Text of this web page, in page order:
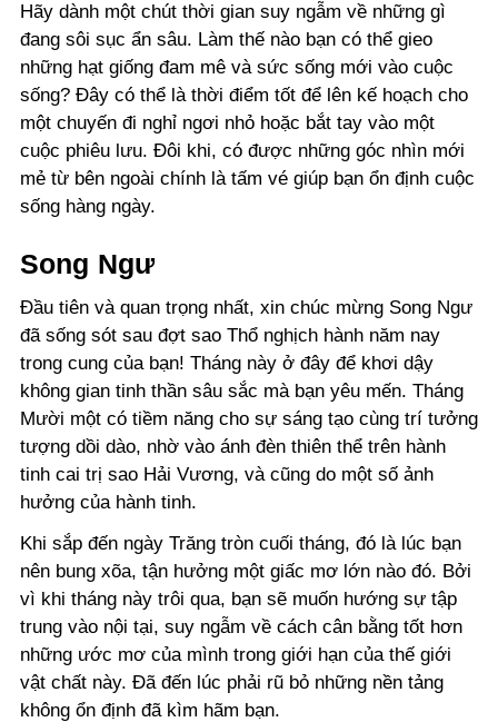
Hãy dành một chút thời gian suy ngẫm về những gì
đang sôi sục ẩn sâu. Làm thế nào bạn có thể gieo
những hạt giống đam mê và sức sống mới vào cuộc
sống? Đây có thể là thời điểm tốt để lên kế hoạch cho
một chuyến đi nghỉ ngơi nhỏ hoặc bắt tay vào một
cuộc phiêu lưu. Đôi khi, có được những góc nhìn mới
mẻ từ bên ngoài chính là tấm vé giúp bạn ổn định cuộc
sống hàng ngày.
Song Ngư
Đầu tiên và quan trọng nhất, xin chúc mừng Song Ngư
đã sống sót sau đợt sao Thổ nghịch hành năm nay
trong cung của bạn! Tháng này ở đây để khơi dậy
không gian tinh thần sâu sắc mà bạn yêu mến. Tháng
Mười một có tiềm năng cho sự sáng tạo cùng trí tưởng
tượng dồi dào, nhờ vào ánh đèn thiên thể trên hành
tinh cai trị sao Hải Vương, và cũng do một số ảnh
hưởng của hành tinh.
Khi sắp đến ngày Trăng tròn cuối tháng, đó là lúc bạn
nên bung xõa, tận hưởng một giấc mơ lớn nào đó. Bởi
vì khi tháng này trôi qua, bạn sẽ muốn hướng sự tập
trung vào nội tại, suy ngẫm về cách cân bằng tốt hơn
những ước mơ của mình trong giới hạn của thế giới
vật chất này. Đã đến lúc phải rũ bỏ những nền tảng
không ổn định đã kìm hãm bạn.